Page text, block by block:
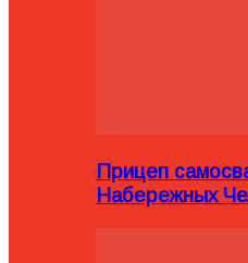
Прицеп
Набережных